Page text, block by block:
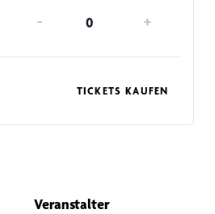
Veranstalter
h
-
A
n
a
h
+
TICKETS KAUFEN